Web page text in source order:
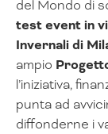
del Mondo di
test event in
Invernali di
ampio
l’iniziativa,
punta ad
diffonderne i